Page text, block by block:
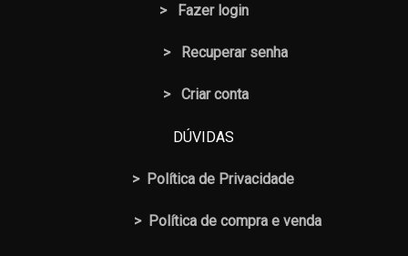
> Fazer login
> Recuperar senha
> Criar conta
DÚVIDAS
> Política de Privacidade
> Política de compra e venda